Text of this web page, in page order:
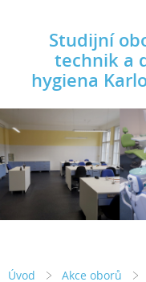
Studijní
technik a
hygiena
Úvod Akce oborů